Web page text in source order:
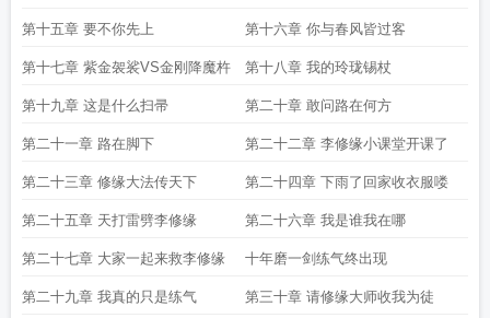
第十五章 要不你先上 第十六章 你与春风皆过客
第十七章 紫金袈裟VS金刚降魔杵 第十八章 我的玲珑锡杖
第十九章 这是什么扫帚 第二十章 敢问路在何方
第二十一章 路在脚下 第二十二章 李修缘小课堂开课了
第二十三章 修缘大法传天下 第二十四章 下雨了回家收衣服喽
第二十五章 天打雷劈李修缘 第二十六章 我是谁我在哪
第二十七章 大家一起来救李修缘 十年磨一剑练气终出现
第二十九章 我真的只是练气 第三十章 请修缘大师收我为徒